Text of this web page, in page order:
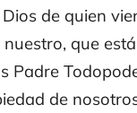
de quien
que
Padre
de